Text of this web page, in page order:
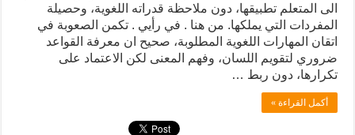
الى المتعلم تطبيقها، دون ملاحظة قدراته اللغوية، وحصيلة
المفردات التي يملكها. من هنا . في رأيي . تكمن الصعوبة في
اتقان المهارات اللغوية المطلوبة، صحيح ان معرفة القواعد
ضروري لتقويم اللسان، وفهم المعنى لكن الاعتماد على
تكرارها، دون ربط …
أكمل القراءة »